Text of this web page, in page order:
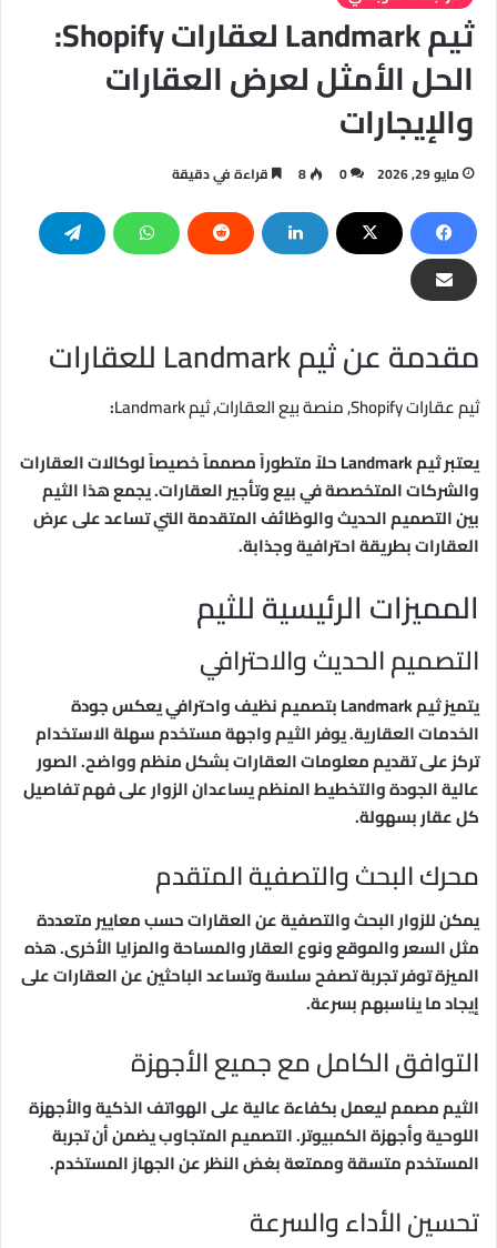
ثيم Landmark لعقارات Shopify:
الحل الأمثل لعرض العقارات
والإيجارات
مايو 29, 2026 0
8 قراءة في دقيقة
مقدمة عن ثيم Landmark للعقارات
ثيم عقارات Shopify, منصة بيع العقارات, ثيم Landmark
:
يعتبر ثيم Landmark حلاً متطوراً مصمماً خصيصاً لوكالات العقارات
والشركات المتخصصة في بيع وتأجير العقارات. يجمع هذا الثيم
بين التصميم الحديث والوظائف المتقدمة التي تساعد على عرض
العقارات بطريقة احترافية وجذابة.
المميزات الرئيسية للثيم
التصميم الحديث والاحترافي
يتميز ثيم Landmark بتصميم نظيف واحترافي يعكس جودة
الخدمات العقارية. يوفر الثيم واجهة مستخدم سهلة الاستخدام
تركز على تقديم معلومات العقارات بشكل منظم وواضح. الصور
عالية الجودة والتخطيط المنظم يساعدان الزوار على فهم تفاصيل
كل عقار بسهولة.
محرك البحث والتصفية المتقدم
يمكن للزوار البحث والتصفية عن العقارات حسب معايير متعددة
مثل السعر والموقع ونوع العقار والمساحة والمزايا الأخرى. هذه
الميزة توفر تجربة تصفح سلسة وتساعد الباحثين عن العقارات على
إيجاد ما يناسبهم بسرعة.
التوافق الكامل مع جميع الأجهزة
الثيم مصمم ليعمل بكفاءة عالية على الهواتف الذكية والأجهزة
اللوحية وأجهزة الكمبيوتر. التصميم المتجاوب يضمن أن تجربة
المستخدم متسقة وممتعة بغض النظر عن الجهاز المستخدم.
تحسين الأداء والسرعة